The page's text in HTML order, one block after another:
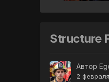
Structure
Автор
2